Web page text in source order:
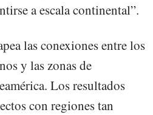
a escala continental”.
las conexiones entre los
y las zonas de
Los resultados
con regiones tan